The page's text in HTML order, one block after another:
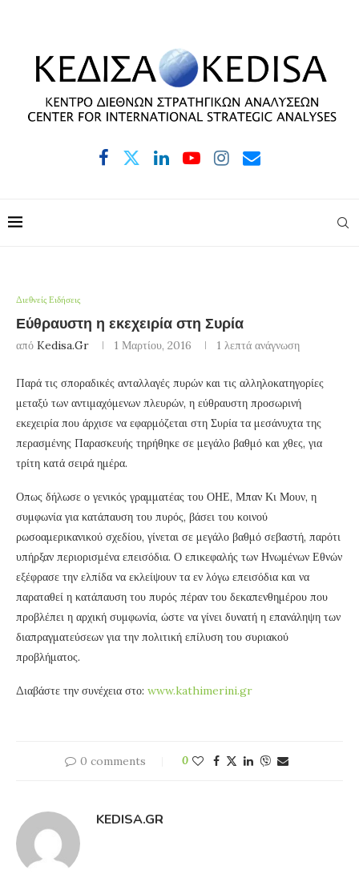
Διεθνείς Ειδήσεις
Εύθραυστη η εκεχειρία στη Συρία
από Kedisa.gr 1 Μαρτίου, 2016 1 λεπτά ανάγνωση
Παρά τις σποραδικές ανταλλαγές πυρών και τις αλληλοκατηγορίες
μεταξύ των αντιμαχόμενων πλευρών, η εύθραυστη προσωρινή
εκεχειρία που άρχισε να εφαρμόζεται στη Συρία τα μεσάνυχτα της
περασμένης Παρασκευής τηρήθηκε σε μεγάλο βαθμό και χθες, για
τρίτη κατά σειρά ημέρα.
Οπως δήλωσε ο γενικός γραμματέας του ΟΗΕ, Μπαν Κι Μουν, η
συμφωνία για κατάπαυση του πυρός, βάσει του κοινού
ρωσοαμερικανικού σχεδίου, γίνεται σε μεγάλο βαθμό σεβαστή, παρότι
υπήρξαν περιορισμένα επεισόδια. Ο επικεφαλής των Ηνωμένων Εθνών
εξέφρασε την ελπίδα να εκλείψουν τα εν λόγω επεισόδια και να
παραταθεί η κατάπαυση του πυρός πέραν του δεκαπενθημέρου που
προβλέπει η αρχική συμφωνία, ώστε να γίνει δυνατή η επανάληψη των
διαπραγματεύσεων για την πολιτική επίλυση του συριακού
προβλήματος.
Διαβάστε την συνέχεια στο: www.kathimerini.gr
0 comments 0
KEDISA.GR